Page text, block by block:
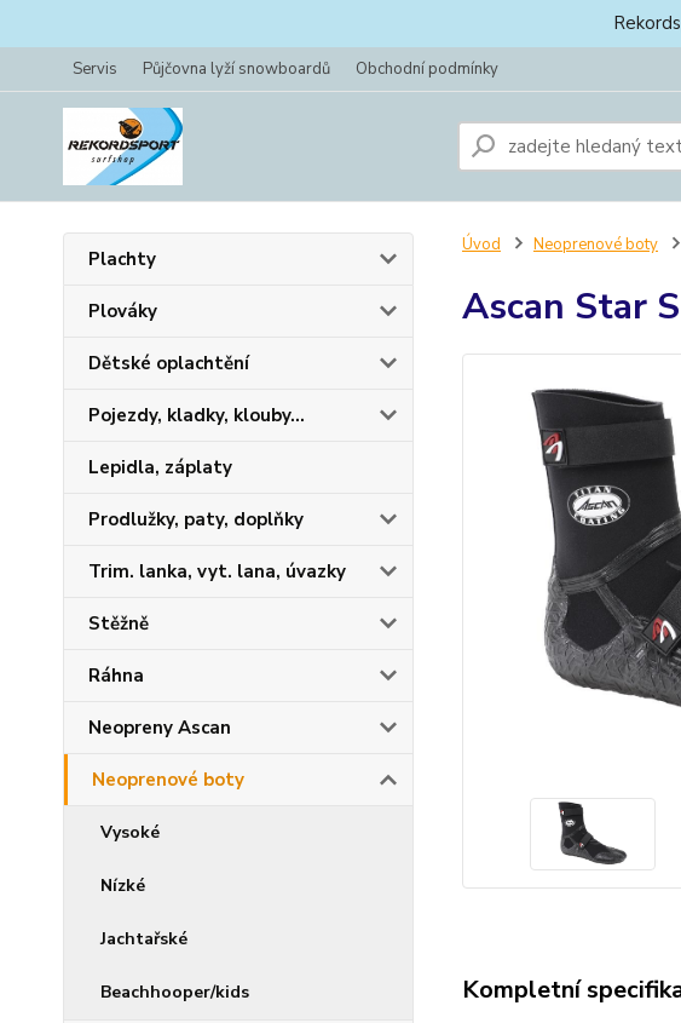
Servis Půjčovna lyží snowboardů Obchodní podmínky
Plachty
Plováky
Dětské oplachtění
Pojezdy, kladky, klouby...
Lepidla, záplaty
Prodlužky, paty, doplňky
Trim. lanka, vyt. lana, úvazky
Stěžně
Ráhna
Neopreny Ascan
Neoprenové boty
Vysoké
Nízké
Jachtařské
Beachhooper/kids
Úvod Neoprenové boty
Ascan Star
Kompletní